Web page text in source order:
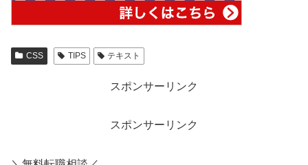
CSS TIPS テキスト
スポンサーリンク
スポンサーリンク